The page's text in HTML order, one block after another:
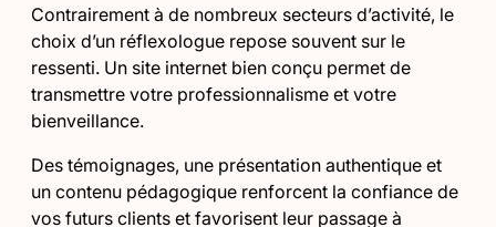
Contrairement à de nombreux secteurs d’activité, le
choix d’un réflexologue repose souvent sur le
ressenti. Un site internet bien conçu permet de
transmettre votre professionnalisme et votre
bienveillance.
Des témoignages, une présentation authentique et
un contenu pédagogique renforcent la confiance de
vos futurs clients et favorisent leur passage à